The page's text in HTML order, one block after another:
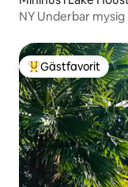
NY Underbar
Populär gästfavorit
Gästfavorit